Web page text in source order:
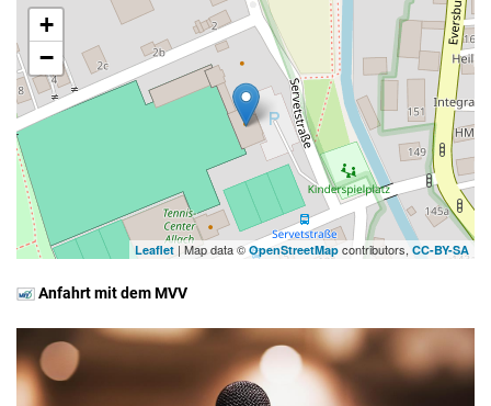
+
−
Leaflet| Map data © OpenStreetMap contributors, CC-BY-SA
Anfahrt mit dem MVV